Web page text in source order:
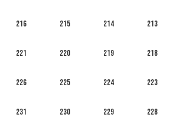
213
214
215
216
218
219
220
221
223
224
225
226
228
229
230
231